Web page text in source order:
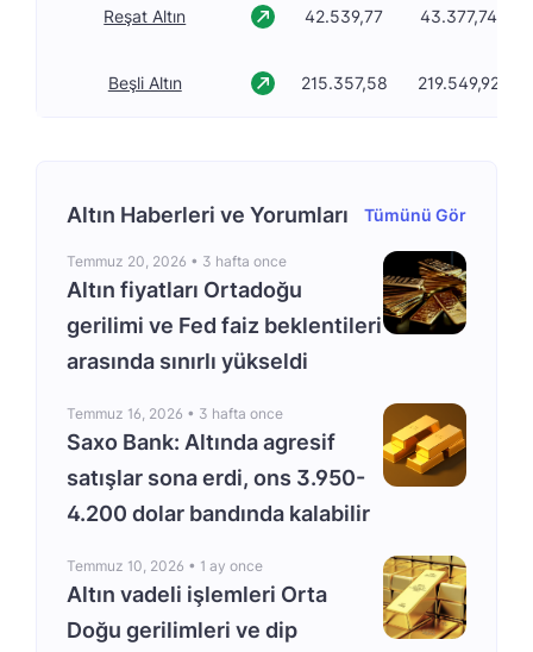
Reşat Altın 42.539,77 43.377,74
Beşli Altın 215.357,58 219.549,92
Altın Haberleri ve Yorumları Tümünü Gör
Temmuz 20, 2026 • 3 hafta once
Altın fiyatları Ortadoğu
gerilimi ve Fed faiz beklentileri
arasında sınırlı yükseldi
Temmuz 16, 2026 • 3 hafta once
Saxo Bank: Altında agresif
satışlar sona erdi, ons 3.950-
4.200 dolar bandında kalabilir
Temmuz 10, 2026 • 1 ay once
Altın vadeli işlemleri Orta
Doğu gerilimleri ve dip